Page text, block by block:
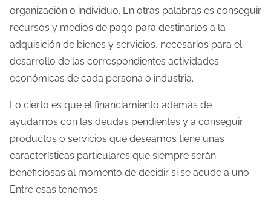
o
d
e
l
e
t
u
r
a
d
e
organización o individuo. En otras palabras es conseguir
recursos y medios de pago para destinarlos a la
adquisición de bienes y servicios, necesarios para el
desarrollo de las correspondientes actividades
económicas de cada persona o industria.
Lo cierto es que el financiamiento además de
ayudarnos con las deudas pendientes y a conseguir
productos o servicios que deseamos tiene unas
características particulares que siempre serán
beneficiosas al momento de decidir si se acude a uno.
Entre esas tenemos: